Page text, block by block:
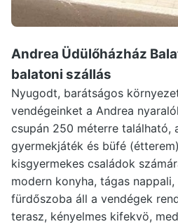
Andrea Üdülőházház
balatoni szállás
Nyugodt, barátságos
vendégeinket a Andrea
csupán 250 méterre található,
gyermekjáték és büfé
kisgyermekes családok
modern konyha, tágas
fürdőszoba áll a vendégek
terasz, kényelmes kifekvö,